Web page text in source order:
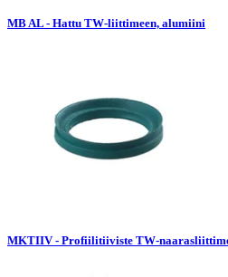
MB AL - Hattu TW-liittimeen, alumiini
MKTIIV - Profiilitiiviste TW-